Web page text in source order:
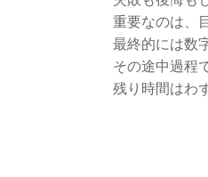
重要なのは、
最終的には数
その途中過程
残り時間はわ